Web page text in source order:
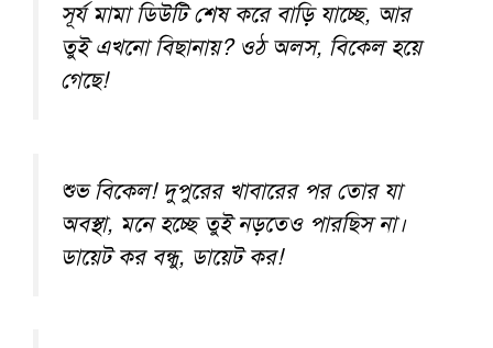
সূর্য মামা ডিউটি শেষ করে বাড়ি যাচ্ছে, আর
তুই এখনো বিছানায়? ওঠ অলস, বিকেল হয়ে
গেছে!
শুভ বিকেল! দুপুরের খাবারের পর তোর যা
অবস্থা, মনে হচ্ছে তুই নড়তেও পারছিস না।
ডায়েট কর বন্ধু, ডায়েট কর!